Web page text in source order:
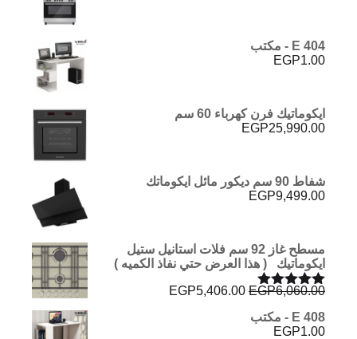
E 404 - مكتب
EGP1.00
ايكوماتيك فرن كهرباء 60 سم
EGP25,990.00
شفاط 90 سم ديكور مائل ايكوماتك
EGP9,499.00
مسطح غاز 92 سم فلات استانيل ستيل
ايكوماتيك ( هذا العرض حتي نفاذ الكميه )
تم التقييم
5.00 من 5
EGP6,060.00
السعر
EGP5,406.00
E 408 - مكتب
EGP1.00